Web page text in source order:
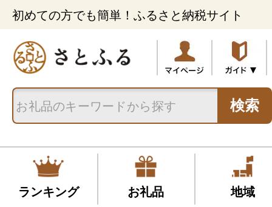
初めての方でも簡単！ふるさと納税サイト
検索
ランキング お礼品 地域